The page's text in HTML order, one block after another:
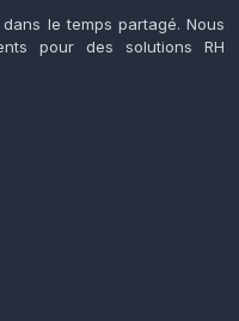
le temps partagé. Nous
pour des solutions RH